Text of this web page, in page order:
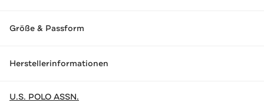
Größe & Passform
Herstellerinformationen
U.S. POLO ASSN.